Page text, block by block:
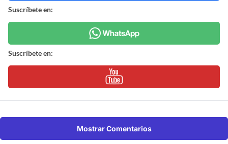
Suscríbete en:
Suscríbete en:
Mostrar Comentarios